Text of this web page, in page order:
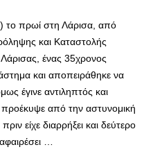
το πρωί στη Λάρισα, από
και Καταστολής
ένας 35χρονος
και αποπειράθηκε να
έγινε αντιληπτός και
από την αστυνομική
είχε διαρρήξει και δεύτερο
…